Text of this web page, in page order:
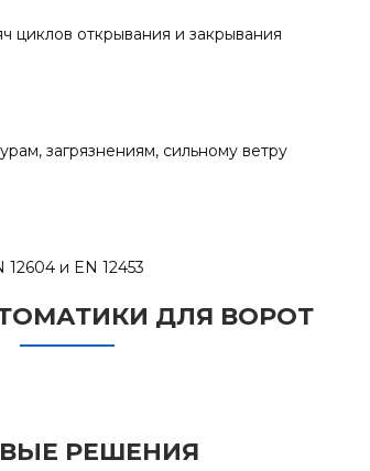
циклов открывания и закрывания
загрязнениям, сильному ветру
и EN 12453
ДЛЯ ВОРОТ
РЕШЕНИЯ